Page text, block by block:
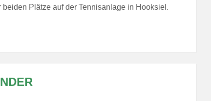
Plätze auf der Tennisanlage in Hooksiel.